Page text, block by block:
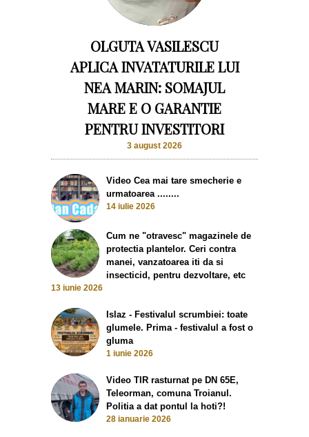
OLGUTA VASILESCU
APLICA INVATATURILE LUI
NEA MARIN: SOMAJUL
MARE E O GARANTIE
PENTRU INVESTITORI
3 august 2026
Video Cea mai tare smecherie e
urmatoarea ........
14 iulie 2026
Cum ne "otravesc" magazinele de
protectia plantelor. Ceri contra
manei, vanzatoarea iti da si
insecticid, pentru dezvoltare, etc
13 iunie 2026
Islaz - Festivalul scrumbiei: toate
glumele. Prima - festivalul a fost o
gluma
1 iunie 2026
Video TIR rasturnat pe DN 65E,
Teleorman, comuna Troianul.
Politia a dat pontul la hoti?!
28 ianuarie 2026